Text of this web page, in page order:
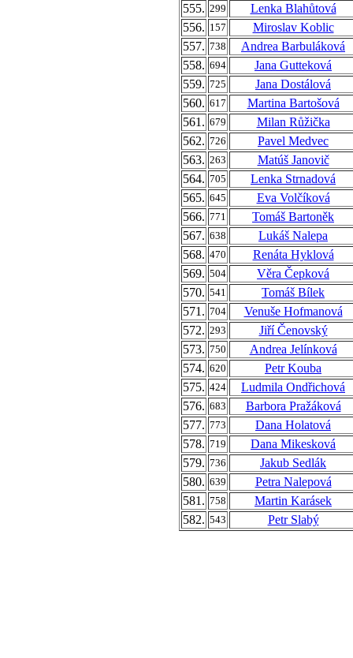
555. 299
Lenka Blahůtová
556. 157
Miroslav Koblic
557. 738
Andrea Barbuláková
558. 694
Jana Gutteková
559. 725
Jana Dostálová
560. 617
Martina Bartošová
561. 679
Milan Růžička
562. 726
Pavel Medvec
563. 263
Matúš Janovič
564. 705
Lenka Strnadová
565. 645
Eva Volčíková
566. 771
Tomáš Bartoněk
567. 638
Lukáš Nalepa
568. 470
Renáta Hyklová
569. 504
Věra Čepková
570. 541
Tomáš Bílek
571. 704
Venuše Hofmanová
572. 293
Jiří Čenovský
573. 750
Andrea Jelínková
574. 620
Petr Kouba
575. 424
Ludmila Ondřichová
576. 683
Barbora Pražáková
577. 773
Dana Holatová
578. 719
Dana Mikesková
579. 736
Jakub Sedlák
580. 639
Petra Nalepová
581. 758
Martin Karásek
582. 543 Petr Slabý